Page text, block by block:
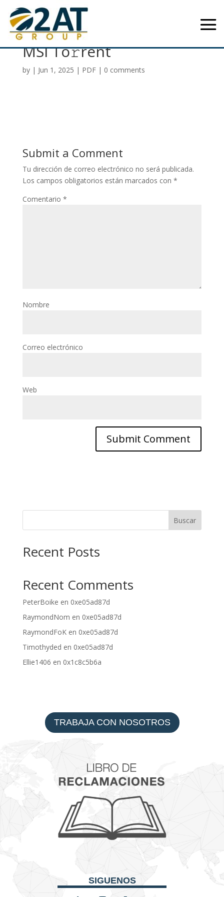
Sweet Home 3D 2024
MSI To𝚛rent
by | Jun 1, 2025 | PDF| 0 comments
Submit a Comment
Tu dirección de correo electrónico no será publicada.
Los campos obligatorios están marcados con *
Comentario *
Nombre
Correo electrónico
Web
Buscar
Recent Posts
Recent Comments
PeterBoike en 0xe05ad87d
RaymondNom en 0xe05ad87d
RaymondFoKen 0xe05ad87d
Timothyded en 0xe05ad87d
Ellie1406 en 0x1c8c5b6a
TRABAJA CON NOSOTROS
SIGUENOS